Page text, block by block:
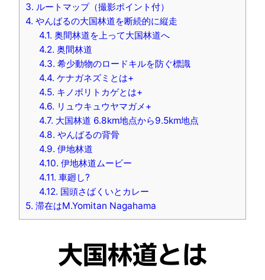
3. ルートマップ（撮影ポイント付）
4. やんばるの大国林道を断続的に縦走
4.1. 奥間林道を上って大国林道へ
4.2. 奥間林道
4.3. 希少動物のロードキルを防ぐ標識
4.4. ケナガネズミとは+
4.5. キノボリトカゲとは+
4.6. リュウキュウヤマガメ+
4.7. 大国林道 6.8km地点から9.5km地点
4.8. やんばるの背骨
4.9. 伊地林道
4.10. 伊地林道ムービー
4.11. 車廻し?
4.12. 国頭さばくいとカレー
5. 滞在はM.Yomitan Nagahama
大国林道とは